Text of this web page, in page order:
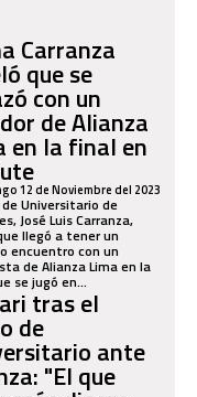
Carranza
que se
con un
de Alianza
en la final en
12 de Noviembre del 2023
de Universitario de
José Luis Carranza,
llegó a tener un
encuentro con un
de Alianza Lima en la
se jugó en...
tras el
de
ante
"El que